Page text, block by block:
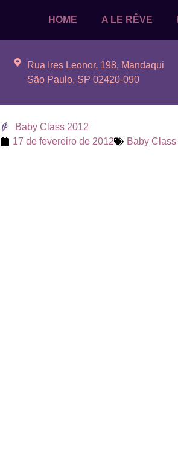
HOME A LE RÊVE
Rua Ires Leonor, 198, Mandaqui
São Paulo, SP 02420-090
Baby Class 2012
17 de fevereiro de 2012
Baby Class